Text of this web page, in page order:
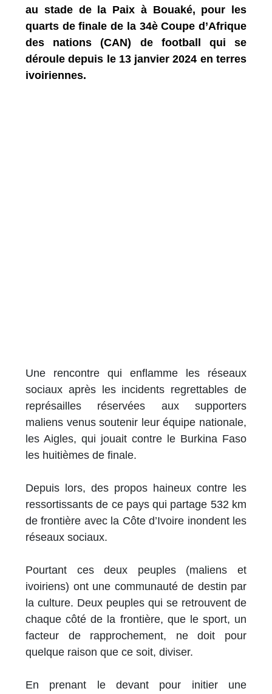
au stade de la Paix à Bouaké, pour les
quarts de finale de la 34è Coupe d’Afrique
des nations (CAN) de football qui se
déroule depuis le 13 janvier 2024 en terres
ivoiriennes.
Une rencontre qui enflamme les réseaux
sociaux après les incidents regrettables de
représailles réservées aux supporters
maliens venus soutenir leur équipe nationale,
les Aigles, qui jouait contre le Burkina Faso
les huitièmes de finale.
Depuis lors, des propos haineux contre les
ressortissants de ce pays qui partage 532 km
de frontière avec la Côte d’Ivoire inondent les
réseaux sociaux.
Pourtant ces deux peuples (maliens et
ivoiriens) ont une communauté de destin par
la culture. Deux peuples qui se retrouvent de
chaque côté de la frontière, que le sport, un
facteur de rapprochement, ne doit pour
quelque raison que ce soit, diviser.
En prenant le devant pour initier une